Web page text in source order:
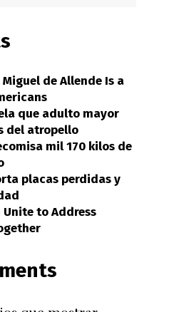
de Allende Is a
que adulto mayor
del atropello
mil 170 kilos de
placas perdidas y
Unite to Address